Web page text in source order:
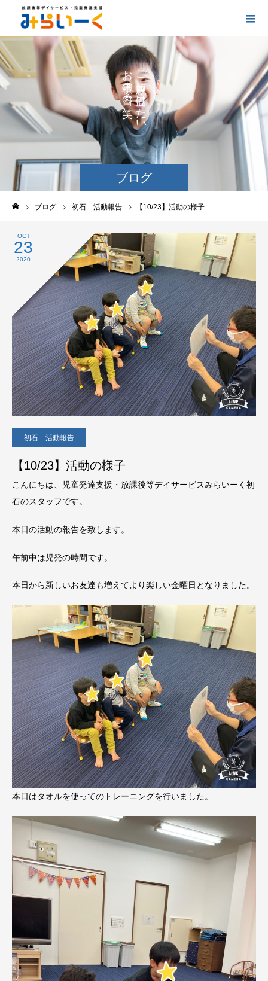
ブログ
ご
に
け
た
い
お
の
の
ブログ 初石 活動報告 【10/23】活動の様子
OCT
23
2020
初石 活動報告
【10/23】活動の様子
こんにちは、児童発達支援・放課後等デイサービスみらいーく初
石のスタッフです。
本日の活動の報告を致します。
午前中は児発の時間です。
本日から新しいお友達も増えてより楽しい金曜日となりました。
本日はタオルを使ってのトレーニングを行いました。